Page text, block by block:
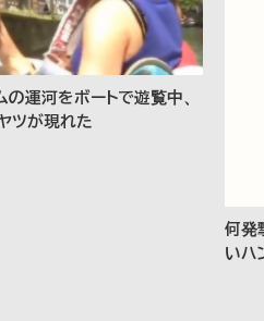
の運河をボートで遊覧中、
ツが現れた
何発
いハ